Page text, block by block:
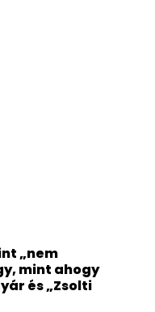
„nem
mint ahogy
és „Zsolti